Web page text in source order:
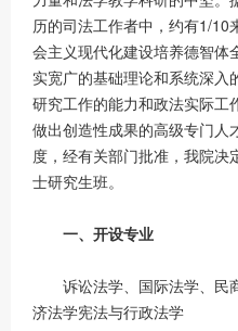
历的司法工作者中，约有1/10
会主义现代化建设培养德智体
实宽广的基础理论和系统深
研究工作的能力和政法实际工
做出创造性成果的高级专门人
度，经有关部门批准，我院
士研究生班。
一、开设专业
诉讼法学、国际法学、民
济法学宪法与行政法学